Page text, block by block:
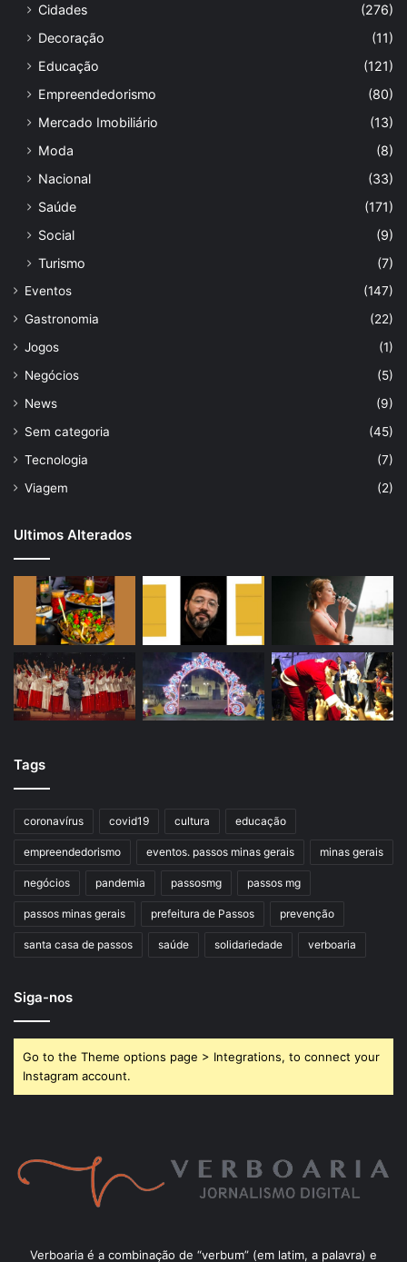
Cidades
(276)
Decoração
(11)
Educação
(121)
Empreendedorismo
(80)
Mercado Imobiliário
(13)
Moda
(8)
Nacional
(33)
Saúde
(171)
Social
(9)
Turismo
(7)
Eventos
(147)
Gastronomia
(22)
Jogos
(1)
Negócios
(5)
News
(9)
Sem categoria
(45)
Tecnologia
(7)
Viagem
(2)
Ultimos Alterados
Tags
coronavírus covid19 cultura educação
empreendedorismo eventos. passos minas gerais minas gerais
negócios pandemia passosmg passos mg
passos minas gerais prefeitura de Passos prevenção
santa casa de passos saúde solidariedade verboaria
Siga-nos
Go to the Theme options page > Integrations, to connect your
Instagram account.
Verboaria é a combinação de “verbum” (em latim, a palavra) e